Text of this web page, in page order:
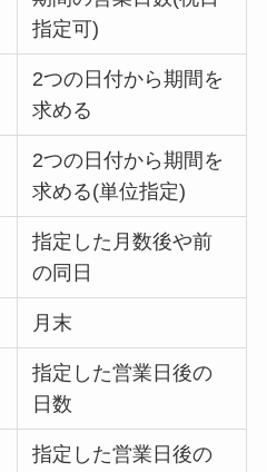
指定可)
2つの日付から期間を
求める
2つの日付から期間を
求める(単位指定)
指定した月数後や前
の同日
月末
指定した営業日後の
日数
指定した営業日後の